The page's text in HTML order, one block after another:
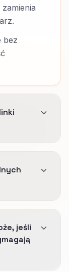
bez
lokalny
regionu i
na
jeśli